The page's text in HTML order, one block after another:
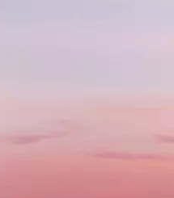
изменения
их
а образует